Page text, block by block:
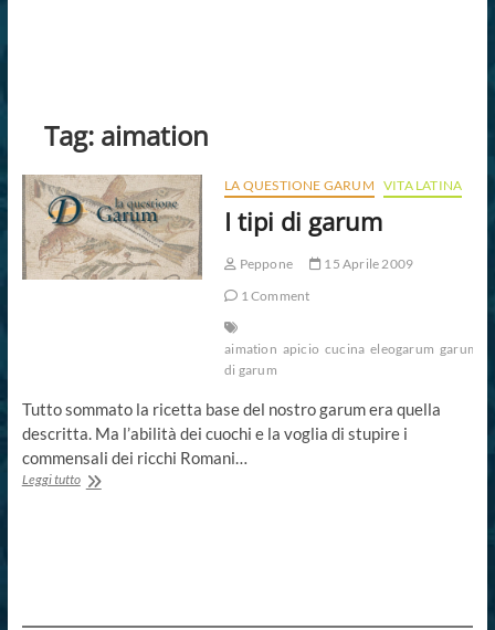
Tag: aimation
LA QUESTIONE GARUM VITA LATINA
I tipi di garum
Peppone
15 Aprile 2009
1 Comment
aimation apicio cucina eleogarum garum
di garum
Tutto sommato la ricetta base del nostro garum era quella
descritta. Ma l’abilità dei cuochi e la voglia di stupire i
commensali dei ricchi Romani…
Leggi tuttoI